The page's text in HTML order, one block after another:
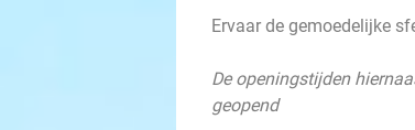
Ervaar de gemoedelijke
De openingstijden
geopend